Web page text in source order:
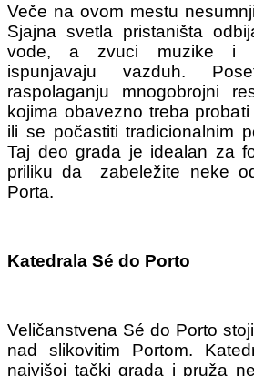
Veče na ovom mestu
Sjajna svetla pristaništa
vode, a zvuci muzike i
ispunjavaju vazduh.
raspolaganju mnogobrojni
kojima obavezno treba
ili se počastiti tradicionalnim
Taj deo grada je idealan za
priliku da zabeležite neke
Porta.
Katedrala Sé do Porto
Veličanstvena Sé do Porto
nad slikovitim Portom.
najvišoj tački grada i pruža